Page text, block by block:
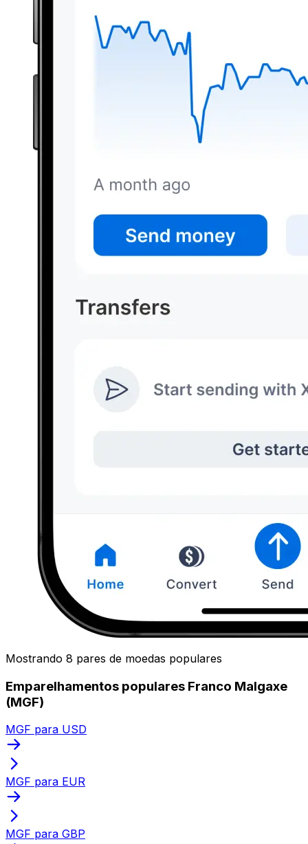
Mostrando 8 pares de moedas populares
Emparelhamentos populares Franco Malgaxe
(MGF)
MGF para USD
MGF para EUR
MGF para GBP